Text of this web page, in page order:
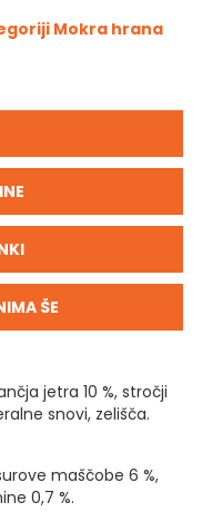
Mokra hrana
ŠE
jetra 10 %, stročji
snovi, zelišča.
maščobe 6 %,
0,7 %.